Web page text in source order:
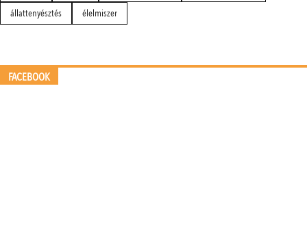
állattenyésztés
élelmiszer
FACEBOOK